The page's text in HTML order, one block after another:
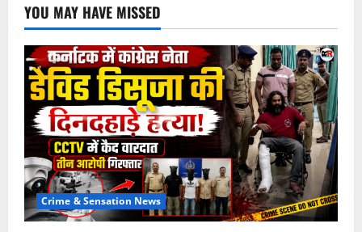
YOU MAY HAVE MISSED
Crime & Sensation News